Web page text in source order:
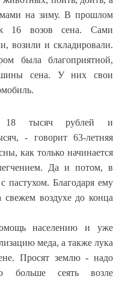
на зиму. В прошлом
16 возов сена. Сами
возили и складировали.
была благоприятной,
сена. У них свои
тысяч рублей и
- говорит 63-летняя
как только начинается
Да и потом, в
пастухом. Благодаря ему
воздухе до конца
населению и уже
меда, а также лука
Просят землю - надо
больше сеять возле